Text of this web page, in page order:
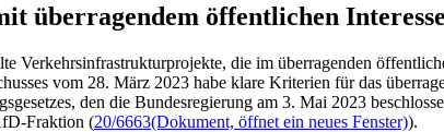
überragendem öffentlichen Interesse
Verkehrsinfrastrukturprojekte, die im überragenden
vom 28. März 2023 habe klare Kriterien für das
den die Bundesregierung am 3. Mai 2023
Fraktion (20/6663(Dokument, öffnet ein neues Fenster)).